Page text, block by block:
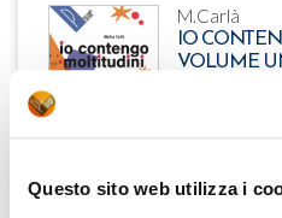
Questo sito web utilizza i
M.Carlà
IO
VOLUME